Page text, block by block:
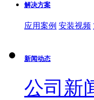
解决方案
应用案例 安装视频
新闻动态
公司新